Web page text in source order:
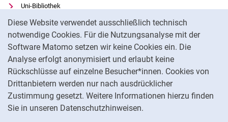
Diese Website verwendet ausschließlich technisch
notwendige Cookies. Für die Nutzungsanalyse mit der
Software Matomo setzen wir keine Cookies ein. Die
Analyse erfolgt anonymisiert und erlaubt keine
Rückschlüsse auf einzelne Besucher*innen. Cookies von
Drittanbietern werden nur nach ausdrücklicher
Zustimmung gesetzt. Weitere Informationen hierzu finden
Sie in unseren Datenschutzhinweisen.
Uni-Bibliothek
Moodle
Panopto
Datenschutz
Barrierefreiheit
Transparenter KI-Einsatz